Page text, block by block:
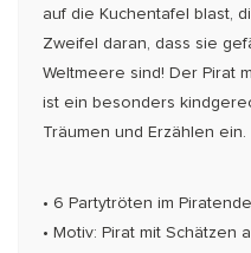
auf die Kuchentafel blast,
Zweifel daran, dass sie
Weltmeere sind! Der Pirat
ist ein besonders
Träumen und Erzählen ein.
• 6 Partytröten im
• Motiv: Pirat mit Schätzen